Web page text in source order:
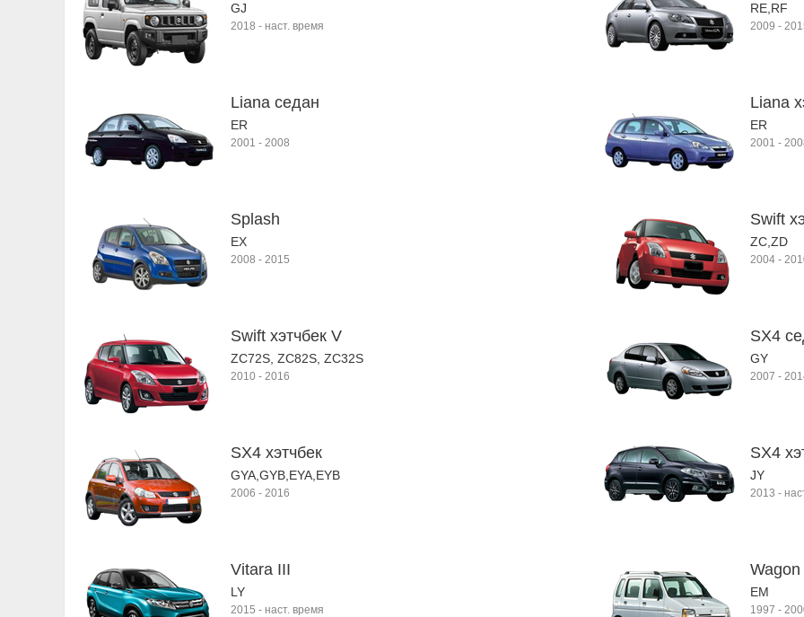
GJ
2018 - наст. время
RE,RF
2009 -
Liana седан
ER
2001 - 2008
Liana
ER
2001 -
Splash
EX
2008 - 2015
Swift
ZC,ZD
2004-
Swift хэтчбек V
ZC72S, ZC82S, ZC32S
2010 - 2016
SX4
GY
2007 -
SX4 хэтчбек
GYA,GYB,EYA,EYB
2006 - 2016
SX4
JY
2013 -
Vitara III
LY
2015 - наст. время
Wagon
EM
1997 -